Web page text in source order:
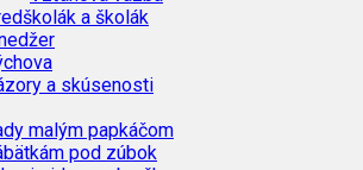
a školák
a skúsenosti
malým papkáčom
pod zúbok